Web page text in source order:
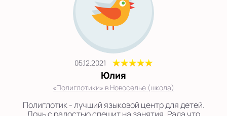
05.12.2021
Юлия
«Полиглотики» в Новоселье (школа)
Полиглотик - лучший языковой центр для детей.